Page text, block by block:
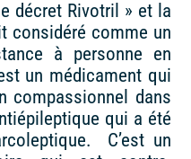
décret Rivotril » et la
considéré comme un
à personne en
un médicament qui
compassionnel dans
qui a été
C’est un